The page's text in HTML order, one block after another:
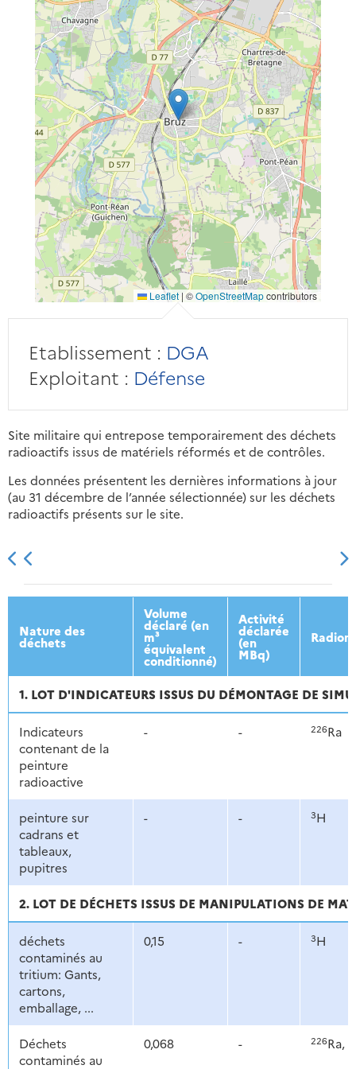
Leaflet | ©OpenStreetMapcontributors
Etablissement : DGA
Exploitant : Défense
Site militaire qui entrepose temporairement des déchets
radioactifs issus de matériels réformés et de contrôles.
Les données présentent les dernières informations à jour
(au 31 décembre de l’année sélectionnée) sur les déchets
radioactifs présents sur le site.
2013 2014 2015 2016
Nature des
déchets
Volume
déclaré (en
m³
équivalent
conditionné)
Activité
déclarée
(en
MBq)
1. LOT D'INDICATEURS ISSUS DU DÉMONTAGE DE
Indicateurs
contenant de la
peinture
radioactive
- - 226Ra
peinture sur
cadrans et
tableaux,
pupitres
- - 3H
2. LOT DE DÉCHETS ISSUS DE MANIPULATIONS DE
déchets
contaminés au
tritium: Gants,
cartons,
emballage, ...
0,15 - 3H
Déchets
contaminés au
0,068 - 226Ra,